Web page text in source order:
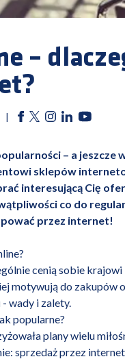
–
– a jeszcze
sklepów
interesującą Cię
co do
przez internet!
cenią sobie krajowi
motywują do zakupów
wady i zalety.
popularne?
plany wielu
sprzedaż przez